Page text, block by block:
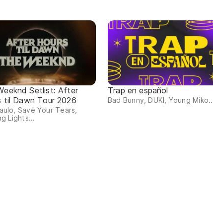
Setlist: After
til Dawn Tour 2026
Save Your Tears,
Lights...
Trap en español
Bad Bunny, DUKI, Young